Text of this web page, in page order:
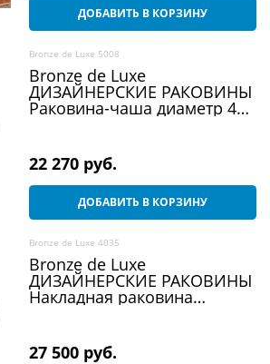
ДОБАВИТЬ В КОРЗИНУ
Bronze de Luxe 5008
Bronze de Luxe
ДИЗАЙНЕРСКИЕ РАКОВИНЫ
Раковина-чаша диаметр 40
22 270 руб.
ДОБАВИТЬ В КОРЗИНУ
Bronze de Luxe 4035
Bronze de Luxe
ДИЗАЙНЕРСКИЕ РАКОВИНЫ
Накладная раковина
27 500 руб.